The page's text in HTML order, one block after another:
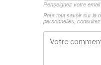
Renseignez votre
Pour tout savoir sur la
personnelles,